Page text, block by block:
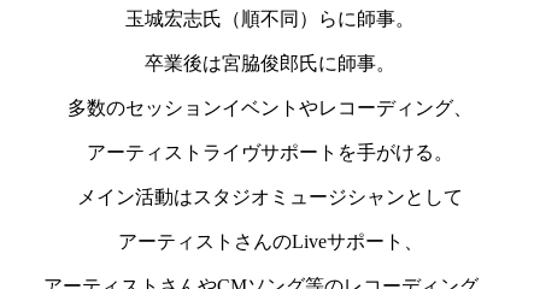
玉城宏志氏（順不同）らに師事。
卒業後は宮脇俊郎氏に師事。
多数のセッションイベントやレコーディング、
アーティストライヴサポートを手がける。
メイン活動はスタジオミュージシャンとして
アーティストさんのLiveサポート、